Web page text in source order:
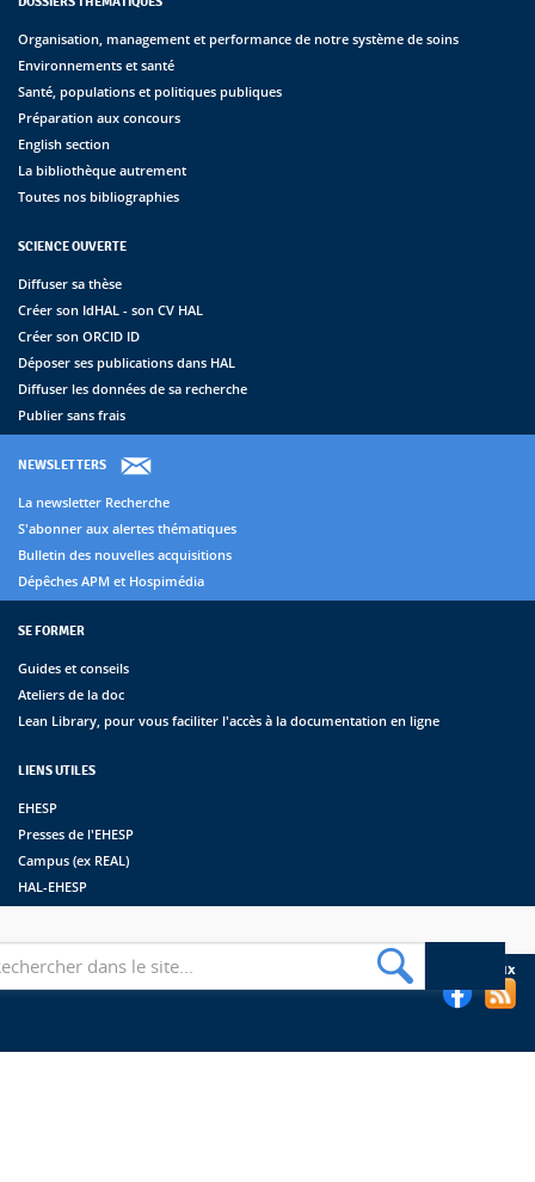
Organisation, management et performance de notre système de soins
Environnements et santé
Santé, populations et politiques publiques
Préparation aux concours
English section
La bibliothèque autrement
Toutes nos bibliographies
SCIENCE OUVERTE
Diffuser sa thèse
Créer son IdHAL - son CV HAL
Créer son ORCID ID
Déposer ses publications dans HAL
Diffuser les données de sa recherche
Publier sans frais
NEWSLETTERS
La newsletter Recherche
S'abonner aux alertes thématiques
Bulletin des nouvelles acquisitions
Dépêches APM et Hospimédia
SE FORMER
Guides et conseils
Ateliers de la doc
Lean Library, pour vous faciliter l'accès à la documentation en ligne
LIENS UTILES
EHESP
Presses de l'EHESP
Campus (ex REAL)
HAL-EHESP
Suivez les bibliothèques de l'EHESP sur les réseaux sociaux